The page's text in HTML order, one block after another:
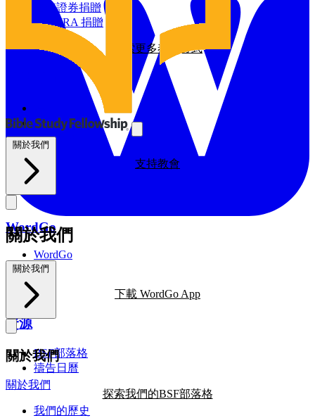
資源
BSF部落格
禱告日曆
探索我們的BSF部落格
WordGo
WordGo
課程
下載 WordGo App
資源
BSF部落格
禱告日曆
探索我們的BSF部落格
增值證券捐贈
透過 IRA 捐贈
探索更多奉獻方式
義工
支持教會
支持教會
關於我們
關於我們
關於我們
關於我們
關於我們
我們的歷史